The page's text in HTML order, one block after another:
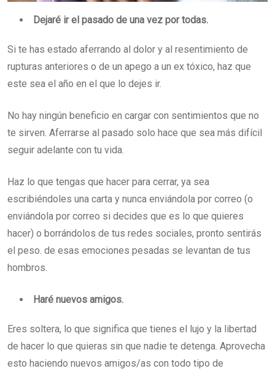
Dejaré ir el pasado de una vez por todas.
Si te has estado aferrando al dolor y al resentimiento de
rupturas anteriores o de un apego a un ex tóxico, haz que
este sea el año en el que lo dejes ir.
No hay ningún beneficio en cargar con sentimientos que no
te sirven. Aferrarse al pasado solo hace que sea más difícil
seguir adelante con tu vida.
Haz lo que tengas que hacer para cerrar, ya sea
escribiéndoles una carta y nunca enviándola por correo (o
enviándola por correo si decides que es lo que quieres
hacer) o borrándolos de tus redes sociales, pronto sentirás
el peso. de esas emociones pesadas se levantan de tus
hombros.
Haré nuevos amigos.
Eres soltera, lo que significa que tienes el lujo y la libertad
de hacer lo que quieras sin que nadie te detenga. Aprovecha
esto haciendo nuevos amigos/as con todo tipo de